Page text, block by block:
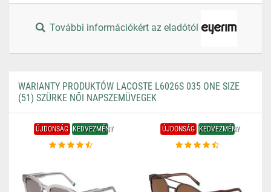
További információkért az eladótól
WARIANTY PRODUKTÓW LACOSTE L6026S 035 ONE SIZE
(51) SZÜRKE NŐI NAPSZEMÜVEGEK
ÚJDONSÁG KEDVEZMÉNY ÚJDONSÁG KEDVEZMÉNY